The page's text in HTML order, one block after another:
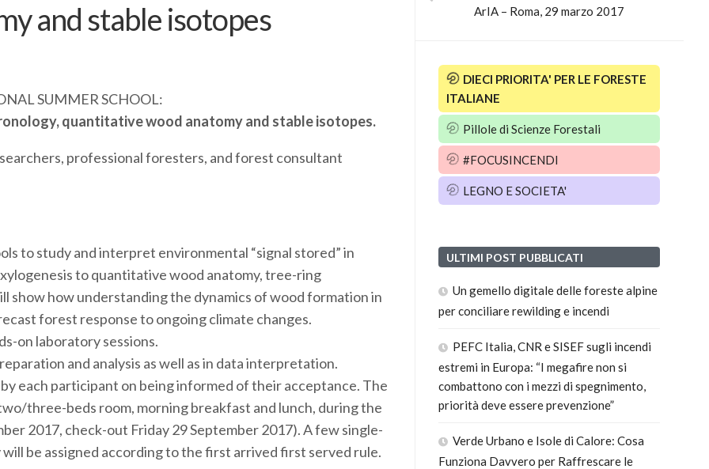
and stable isotopes
SUMMER SCHOOL:
quantitative wood anatomy and stable isotopes.
professional foresters, and forest consultant
to study and interpret environmental “signal stored” in
to quantitative wood anatomy, tree-ring
show how understanding the dynamics of wood formation in
forest response to ongoing climate changes.
on laboratory sessions.
and analysis as well as in data interpretation.
each participant on being informed of their acceptance. The
three-beds room, morning breakfast and lunch, during the
2017, check-out Friday 29 September 2017). A few single-
be assigned according to the first arrived first served rule.
ArIA – Roma, 29 marzo 2017
DIECI PRIORITA' PER LE FORESTE
ITALIANE
Pillole di Scienze Forestali
#FOCUSINCENDI
LEGNO E SOCIETA'
ULTIMI POST PUBBLICATI
Un gemello digitale delle foreste alpine
per conciliare rewilding e incendi
PEFC Italia, CNR e SISEF sugli incendi
estremi in Europa: “I megafire non si
combattono con i mezzi di spegnimento,
priorità deve essere prevenzione”
Verde Urbano e Isole di Calore: Cosa
Funziona Davvero per Raffrescare le